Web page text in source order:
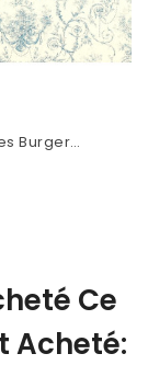
Burger
Bleu
Ce
Acheté: